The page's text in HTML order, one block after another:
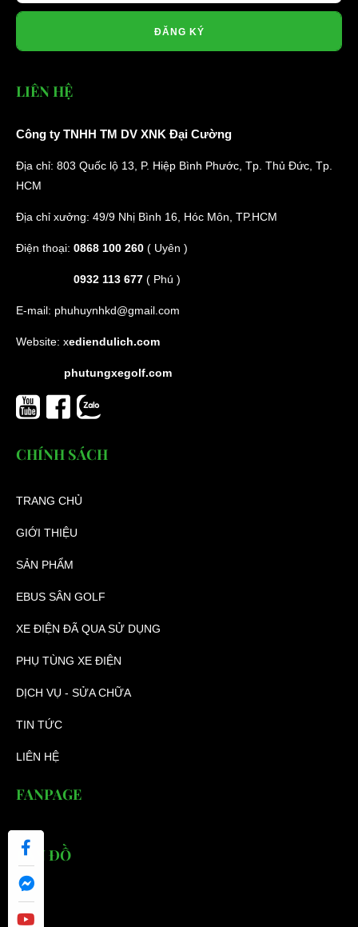
ĐĂNG KÝ
LIÊN HỆ
Công ty TNHH TM DV XNK Đại Cường
Địa chỉ: 803 Quốc lộ 13, P. Hiệp Bình Phước, Tp. Thủ Đức, Tp.
HCM
Địa chỉ xưởng: 49/9 Nhị Bình 16, Hóc Môn, TP.HCM
Điện thoại: 0868 100 260 ( Uyên )
0932 113 677 ( Phú )
E-mail: phuhuynhkd@gmail.com
Website: xediendulich.com
phutungxegolf.com
CHÍNH SÁCH
TRANG CHỦ
GIỚI THIỆU
SẢN PHẨM
EBUS SÂN GOLF
XE ĐIỆN ĐÃ QUA SỬ DỤNG
PHỤ TÙNG XE ĐIỆN
DỊCH VỤ - SỬA CHỮA
TIN TỨC
LIÊN HỆ
FANPAGE
BẢN ĐỒ